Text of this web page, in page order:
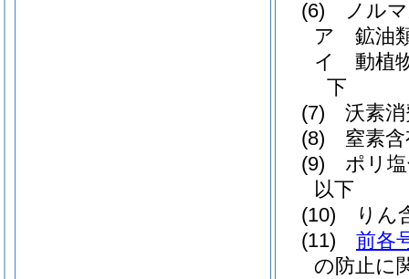
(6)
ノル
ア
鉱油
イ
動植
下
(7)
沃素
(8)
窒素
(9)
ポリ
以下
(10)
りん
(11)
前各
の防止に